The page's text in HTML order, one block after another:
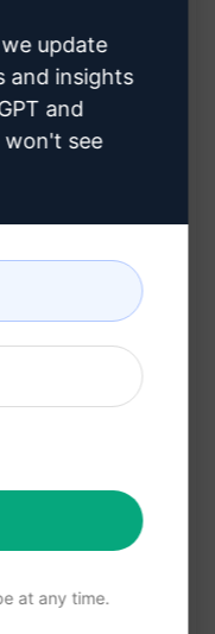
读者了解更多
和搜索排名
做出明智选择
速决策
update
and insights
and
won't see
at any time.